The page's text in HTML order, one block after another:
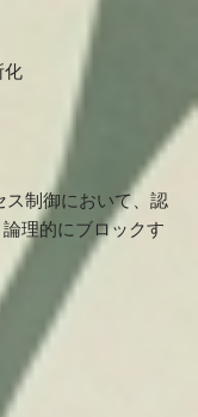
化
ス制御において、認
理的にブロックす